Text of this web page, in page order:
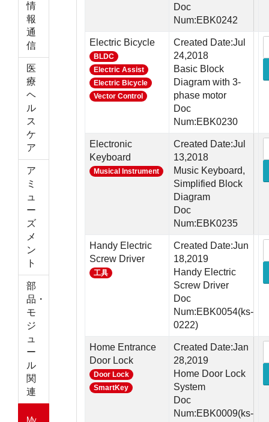
情
報
通
信
医
療
ヘ
ル
ス
ケ
ア
ア
ミ
ュ
ー
ズ
メ
ン
ト
部
品・
モ
ジ
ュ
ー
ル
関
連
My
Doc
Num:EBK0242
Electric Bicycle
BLDC
Electric Assist
Electric Bicycle
Vector Control
Created Date:Jul
24,2018
Basic Block
Diagram with 3-
phase motor
Doc
Num:EBK0230
Electronic
Keyboard
Musical Instrument
Created Date:Jul
13,2018
Music Keyboard,
Simplified Block
Diagram
Doc
Num:EBK0235
Handy Electric
Screw Driver
工具
Created Date:Jun
18,2019
Handy Electric
Screw Driver
Doc
Num:EBK0054(ks-
0222)
Home Entrance
Door Lock
Door Lock
SmartKey
Created Date:Jan
28,2019
Home Door Lock
System
Doc
Num:EBK0009(ks-